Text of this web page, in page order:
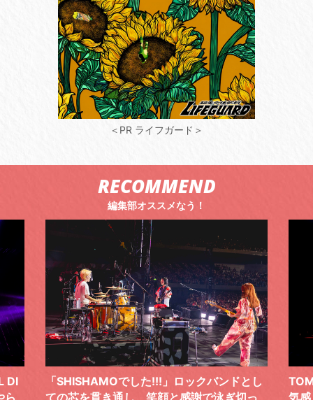
＜PR ライフガード＞
RECOMMEND
編集部オススメなう！
し
TOMOO、３台の鍵盤で「6月から7月の空
筋